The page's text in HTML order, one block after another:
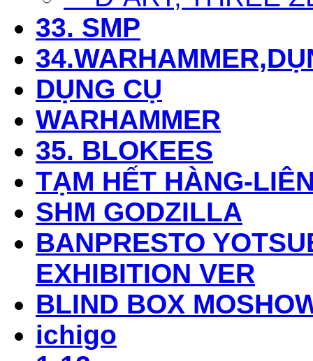
33. SMP
DỤNG CỤ
WARHAMMER
35. BLOKEES
TẠM HẾT HÀNG-
SHM GODZILLA
BANPRESTO
EXHIBITION VER
BLIND BOX
ichigo